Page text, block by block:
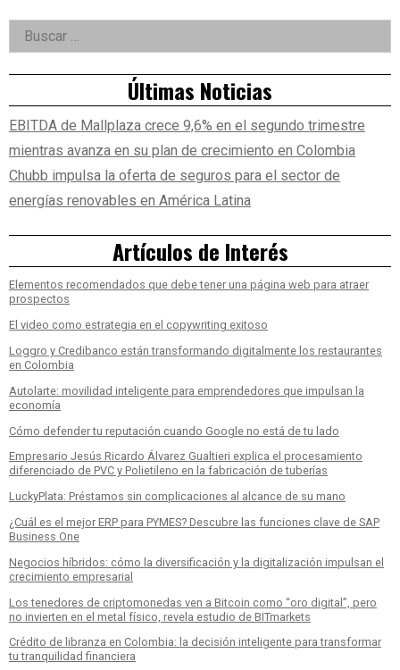
Right
Asides
Buscar:
Últimas Noticias
EBITDA de Mallplaza crece 9,6% en el segundo trimestre
mientras avanza en su plan de crecimiento en Colombia
Chubb impulsa la oferta de seguros para el sector de
energías renovables en América Latina
Artículos de Interés
Elementos recomendados que debe tener una página web para atraer
prospectos
El video como estrategia en el copywriting exitoso
Loggro y Credibanco están transformando digitalmente los restaurantes
en Colombia
Autolarte: movilidad inteligente para emprendedores que impulsan la
economía
Cómo defender tu reputación cuando Google no está de tu lado
Empresario Jesús Ricardo Álvarez Gualtieri explica el procesamiento
diferenciado de PVC y Polietileno en la fabricación de tuberías
LuckyPlata: Préstamos sin complicaciones al alcance de su mano
¿Cuál es el mejor ERP para PYMES? Descubre las funciones clave de SAP
Business One
Negocios híbridos: cómo la diversificación y la digitalización impulsan el
crecimiento empresarial
Los tenedores de criptomonedas ven a Bitcoin como “oro digital”, pero
no invierten en el metal físico, revela estudio de BITmarkets
Crédito de libranza en Colombia: la decisión inteligente para transformar
tu tranquilidad financiera